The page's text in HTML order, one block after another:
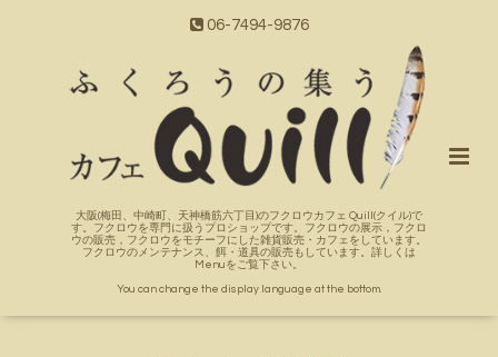
06-7494-9876
大阪(梅田、中崎町、天神橋筋六丁目)のフクロウカフェ Quill(クイル)で
す。フクロウを専門に扱うプロショップです。フクロウの展示，フクロ
ウの販売，フクロウをモチーフにした雑貨販売・カフェをしています。
フクロウのメンテナンス、餌・道具の販売もしています。詳しくは
Menuをご覧下さい。
You can change the display language at the bottom.